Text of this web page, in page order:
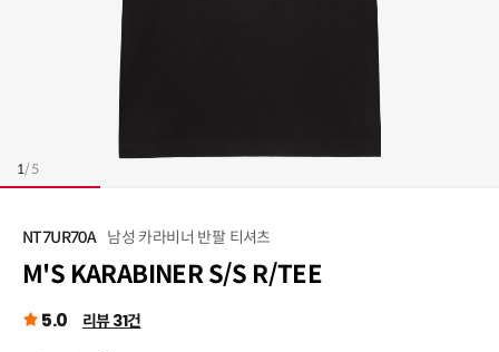
1/5
NT7UR70A 남성 카라비너 반팔 티셔츠
M'S KARABINER S/S R/TEE
5.0 리뷰 31건